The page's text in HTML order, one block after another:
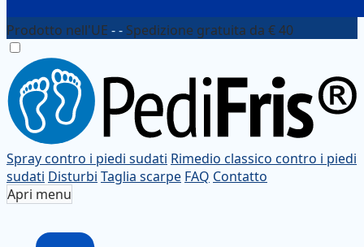
Prodotto nell'UE - - Spedizione gratuita da € 40
Spray contro i piedi sudati Rimedio classico contro i piedi
sudati Disturbi Taglia scarpe FAQ Contatto
Apri menu